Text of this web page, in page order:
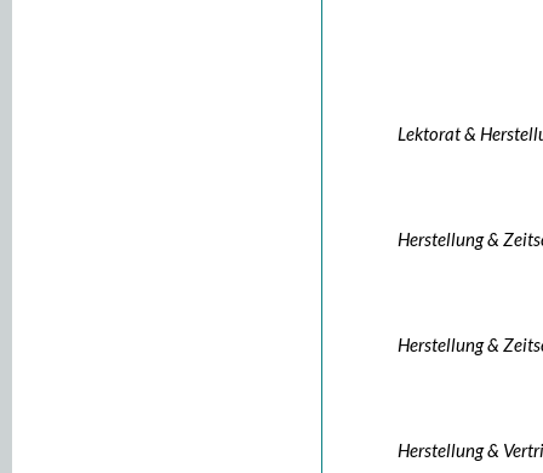
Lektorat &
Herstellung &
Herstellung &
Herstellung &